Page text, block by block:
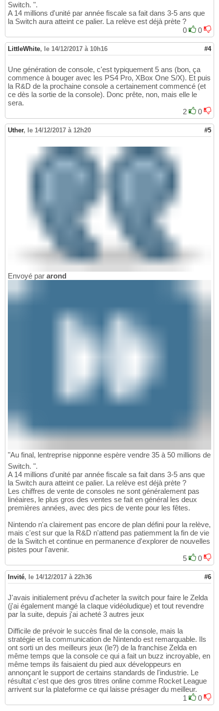
Switch. ".
A 14 millions d'unité par année fiscale sa fait dans 3-5 ans que
la Switch aura atteint ce palier. La relève est déjà prète ?
0
0
LittleWhite, le 14/12/2017 à 10h16 #4
Une génération de console, c'est typiquement 5 ans (bon, ça
commence à bouger avec les PS4 Pro, XBox One S/X). Et puis
la R&D de la prochaine console a certainement commencé (et
ce dès la sortie de la console). Donc prête, non, mais elle le
sera.
2
0
Uther, le 14/12/2017 à 12h20 #5
Envoyé par arond
"Au final, lentreprise nipponne espère vendre 35 à 50 millions de
Switch. ".
A 14 millions d'unité par année fiscale sa fait dans 3-5 ans que
la Switch aura atteint ce palier. La relève est déjà prète ?
Les chiffres de vente de consoles ne sont généralement pas
linéaires, le plus gros des ventes se fait en général les deux
premières années, avec des pics de vente pour les fêtes.
Nintendo n'a clairement pas encore de plan défini pour la relève,
mais c'est sur que la R&D n'attend pas patiemment la fin de vie
de la Switch et continue en permanence d'explorer de nouvelles
pistes pour l'avenir.
5
0
Invité, le 14/12/2017 à 22h36 #6
J'avais initialement prévu d'acheter la switch pour faire le Zelda
(j'ai également mangé la claque vidéoludique) et tout revendre
par la suite, depuis j'ai acheté 3 autres jeux
Difficile de prévoir le succès final de la console, mais la
stratégie et la communication de Nintendo est remarquable. Ils
ont sorti un des meilleurs jeux (le?) de la franchise Zelda en
même temps que la console ce qui a fait un buzz incroyable, en
même temps ils faisaient du pied aux développeurs en
annonçant le support de certains standards de l'industrie. Le
résultat c'est que des gros titres online comme Rocket League
arrivent sur la plateforme ce qui laisse présager du meilleur.
1
0